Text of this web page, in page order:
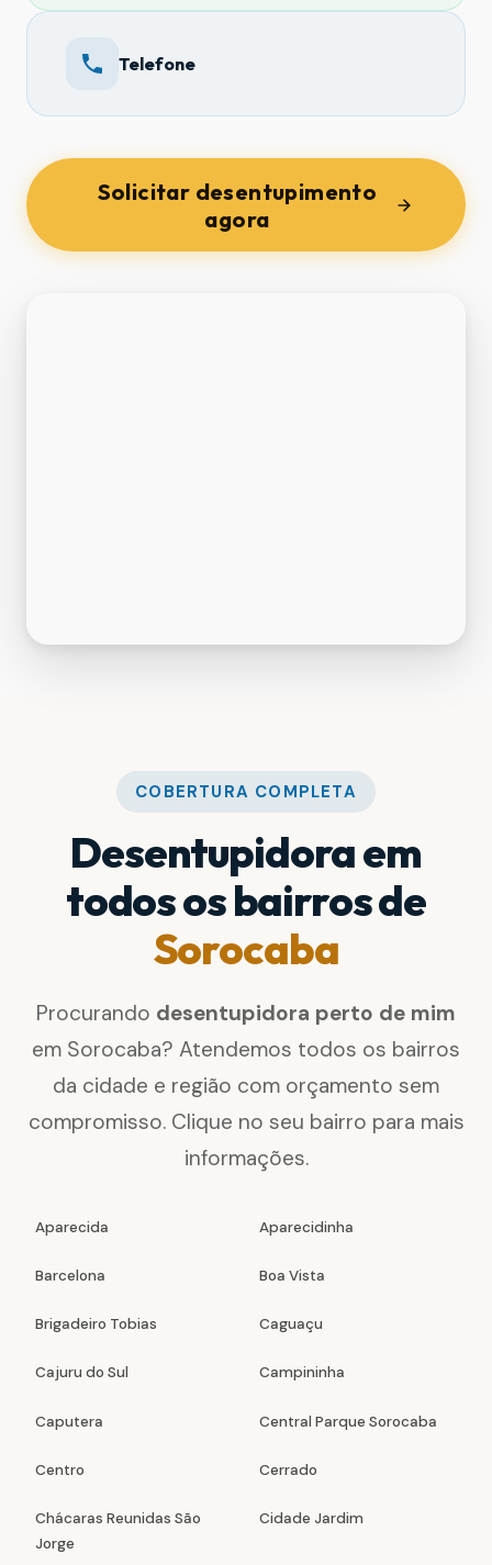
Telefone
Solicitar desentupimento
agora
COBERTURA COMPLETA
Desentupidora em
todos os bairros de
Sorocaba
Procurando desentupidora perto de mim
em Sorocaba? Atendemos todos os bairros
da cidade e região com orçamento sem
compromisso. Clique no seu bairro para mais
informações.
Aparecida Aparecidinha
Barcelona Boa Vista
Brigadeiro Tobias Caguaçu
Cajuru do Sul Campininha
Caputera Central Parque Sorocaba
Centro Cerrado
Chácaras Reunidas São
Jorge
Cidade Jardim